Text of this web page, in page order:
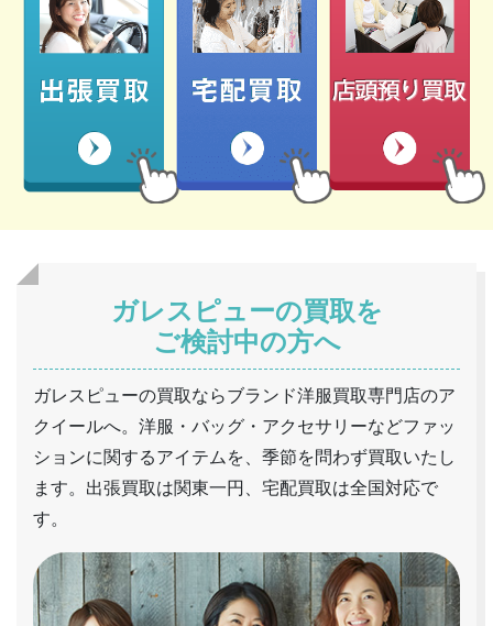
ガレスピューの買取を
ご検討中の方へ
ガレスピューの買取ならブランド洋服買取専門店のア
クイールへ。洋服・バッグ・アクセサリーなどファッ
ションに関するアイテムを、季節を問わず買取いたし
ます。出張買取は関東一円、宅配買取は全国対応で
す。